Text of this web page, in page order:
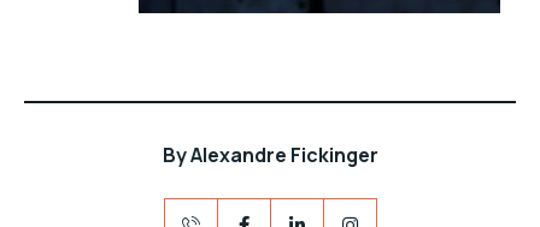
ByAlexandre Fickinger